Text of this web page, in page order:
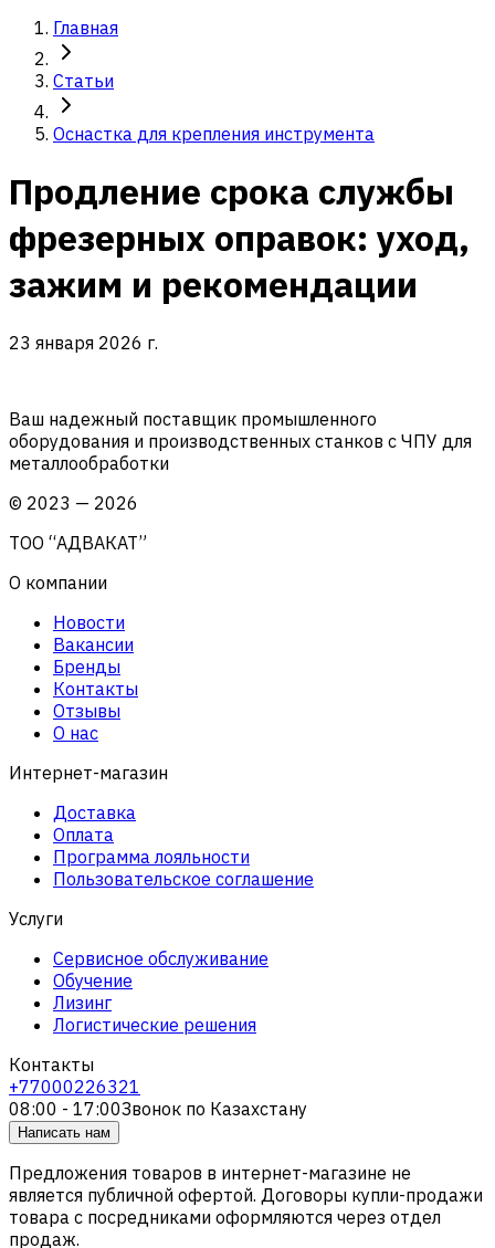
Главная
Статьи
Оснастка для крепления инструмента
Продление срока службы
фрезерных оправок: уход,
зажим и рекомендации
23 января 2026 г.
Ваш надежный поставщик промышленного
оборудования и производственных станков с ЧПУ для
металлообработки
© 2023 — 2026
ТОО “АДВАКАТ”
О компании
Новости
Вакансии
Бренды
Контакты
Отзывы
О нас
Интернет-магазин
Доставка
Оплата
Программа лояльности
Пользовательское соглашение
Услуги
Сервисное обслуживание
Обучение
Лизинг
Логистические решения
Контакты
+77000226321
08:00 - 17:00Звонок по Казахстану
Написать нам
Предложения товаров в интернет-магазине не
является публичной офертой. Договоры купли-продажи
товара с посредниками оформляются через отдел
продаж.